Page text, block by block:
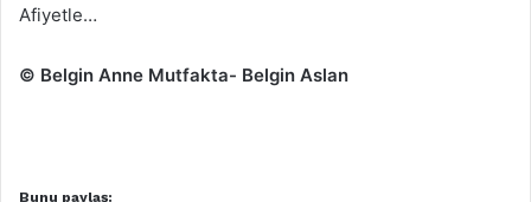
Afiyetle…
© Belgin Anne Mutfakta- Belgin Aslan
Bunu paylaş: